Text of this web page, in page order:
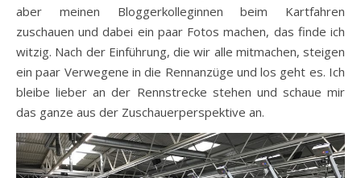
aber meinen Bloggerkolleginnen beim Kartfahren
zuschauen und dabei ein paar Fotos machen, das finde ich
witzig. Nach der Einführung, die wir alle mitmachen, steigen
ein paar Verwegene in die Rennanzüge und los geht es. Ich
bleibe lieber an der Rennstrecke stehen und schaue mir
das ganze aus der Zuschauerperspektive an.